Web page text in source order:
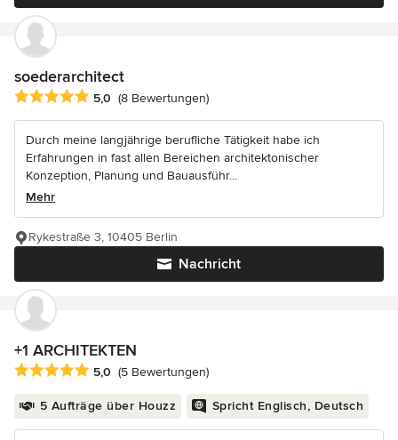
soederarchitect
Durchschnittliche Bewertung: 5 von 5 Sternen
5,0 (8 Bewertungen)
Durch meine langjährige berufliche Tätigkeit habe ich
Erfahrungen in fast allen Bereichen architektonischer
Konzeption, Planung und Bauausführ...
Mehr
Nachricht
Rykestraße 3, 10405 Berlin
+1 ARCHITEKTEN
Durchschnittliche Bewertung: 5 von 5 Sternen
5,0 (5 Bewertungen)
5 Aufträge über Houzz Spricht Englisch, Deutsch